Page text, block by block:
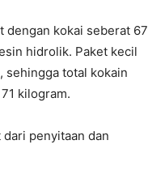
dengan kokai seberat 67
hidrolik. Paket kecil
sehingga total kokain
kilogram.
penyitaan dan